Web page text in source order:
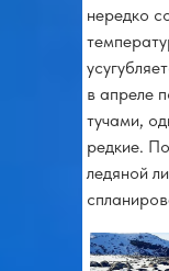
нередко
в апреле
тучами,
редкие.
ледяной